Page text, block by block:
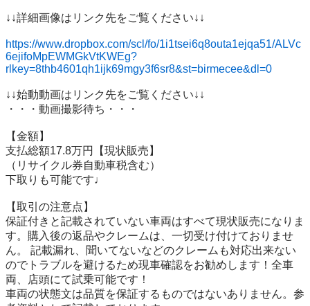
↓↓詳細画像はリンク先をご覧ください↓↓
https://www.dropbox.com/scl/fo/1i1tsei6q8outa1ejqa51/ALVc
6ejifoMpEWMGkVtKWEg?
rlkey=8thb4601qh1ijk69mgy3f6sr8&st=birmecee&dl=0
↓↓始動動画はリンク先をご覧ください↓↓
・・・動画撮影待ち・・・
【金額】
支払総額17.8万円【現状販売】
（リサイクル券自動車税含む）
下取りも可能です♩
【取引の注意点】
保証付きと記載されていない車両はすべて現状販売になりま
す。購入後の返品やクレームは、一切受け付けておりませ
ん。 記載漏れ、聞いてないなどのクレームも対応出来ない
のでトラブルを避けるため現車確認をお勧めします！全車
両、店頭にて試乗可能です！
車両の状態文は品質を保証するものではないありません。参